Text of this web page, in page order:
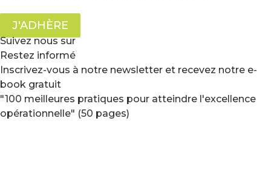
J'ADHÈRE
Suivez nous sur
Restez informé
Inscrivez-vous à notre newsletter et recevez notre e-
book gratuit
"100 meilleures pratiques pour atteindre l'excellence
opérationnelle" (50 pages)